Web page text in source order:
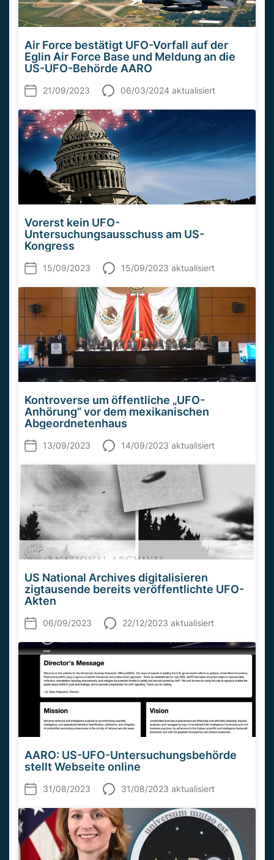
Air Force bestätigt UFO-Vorfall auf der
Eglin Air Force Base und Meldung an die
US-UFO-Behörde AARO
21/09/2023 06/03/2024 aktualisiert
Vorerst kein UFO-
Untersuchungsausschuss am US-
Kongress
15/09/2023 15/09/2023 aktualisiert
Kontroverse um öffentliche „UFO-
Anhörung“ vor dem mexikanischen
Abgeordnetenhaus
13/09/2023 14/09/2023 aktualisiert
US National Archives digitalisieren
zigtausende bereits veröffentlichte UFO-
Akten
06/09/2023 22/12/2023 aktualisiert
AARO: US-UFO-Untersuchungsbehörde
stellt Webseite online
31/08/2023 31/08/2023 aktualisiert